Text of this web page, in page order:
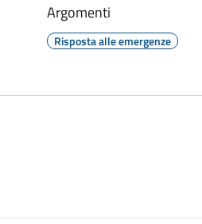
Argomenti
Risposta alle emergenze